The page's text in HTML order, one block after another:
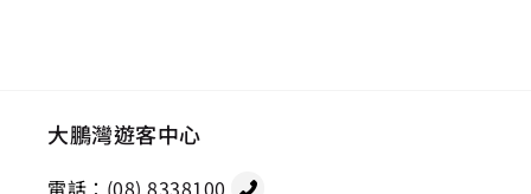
大鵬灣遊客中心
電話： (08) 8338100